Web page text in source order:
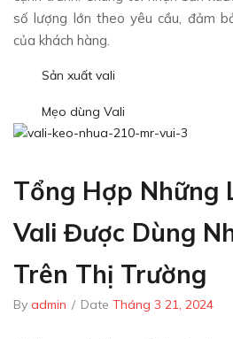
số lượng lớn theo yêu cầu, đảm
của khách hàng.
Sản xuất vali
Mẹo dùng Vali
Tổng Hợp Những
Vali Được Dùng
Trên Thị Trường
By admin / Date Tháng 3 21, 2024